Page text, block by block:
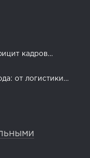
кадров...
от логистики...